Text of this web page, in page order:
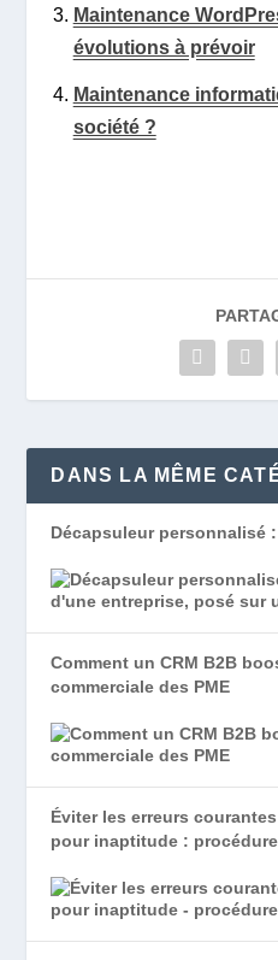
Maintenance
évolutions à prévoir
Maintenance
société ?
DANS LA MÊME
Décapsuleur personnalisé
Comment un CRM B2B
commerciale des PME
Éviter les erreurs
pour inaptitude :